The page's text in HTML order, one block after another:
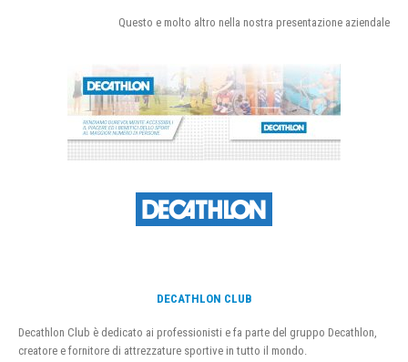
Questo e molto altro nella nostra presentazione aziendale
DECATHLON CLUB
Decathlon Club è dedicato ai professionisti e fa parte del gruppo Decathlon,
creatore e fornitore di attrezzature sportive in tutto il mondo.